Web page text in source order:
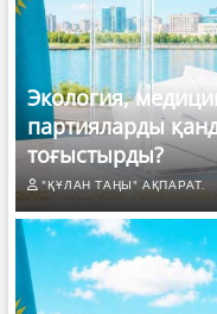
Экология,
партияларды
тоғыстырды?
"ҚҰЛАН ТАҢЫ" АҚПАРАТ.